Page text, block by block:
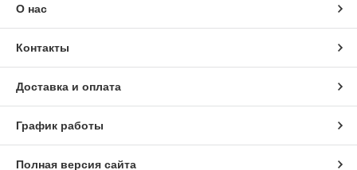
О нас
Контакты
Доставка и оплата
График работы
Полная версия сайта